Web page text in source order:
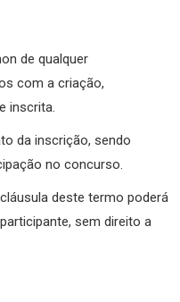
de qualquer
com a criação,
inscrita.
da inscrição, sendo
no concurso.
deste termo poderá
sem direito a